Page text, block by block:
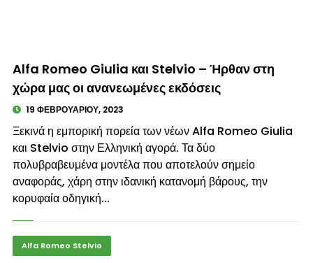
Alfa Romeo Giulia και Stelvio – Ήρθαν στη
χώρα μας οι ανανεωμένες εκδόσεις
19 ΦΕΒΡΟΥΑΡΊΟΥ, 2023
Ξεκινά η εμπορική πορεία των νέων Alfa Romeo Giulia
και Stelvio στην Ελληνική αγορά. Τα δύο
πολυβραβευμένα μοντέλα που αποτελούν σημείο
αναφοράς, χάρη στην ιδανική κατανομή βάρους, την
κορυφαία οδηγική...
Alfa Romeo Stelvio